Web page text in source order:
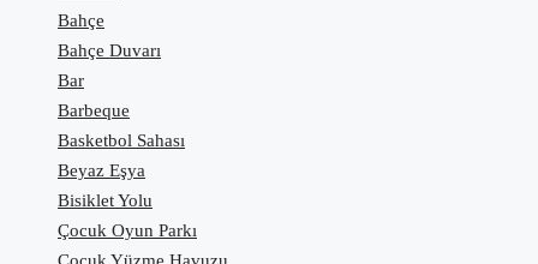
Bahçe
Bahçe Duvarı
Bar
Barbeque
Basketbol Sahası
Beyaz Eşya
Bisiklet Yolu
Çocuk Oyun Parkı